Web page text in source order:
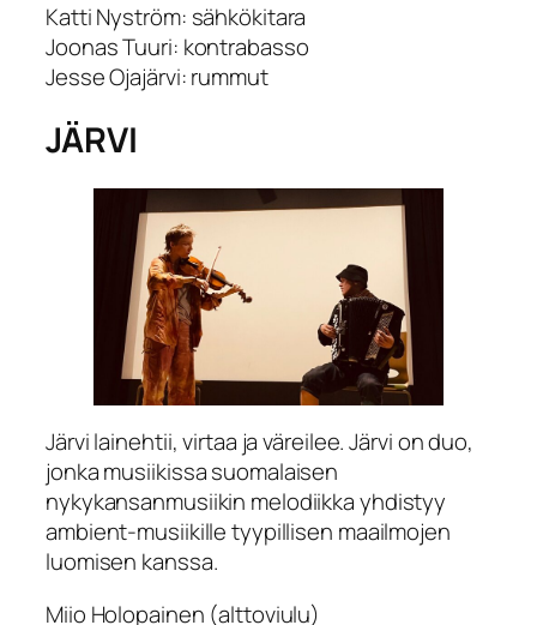
Katti Nyström: sähkökitara
Joonas Tuuri: kontrabasso
Jesse Ojajärvi: rummut
JÄRVI
Järvi lainehtii, virtaa ja väreilee. Järvi on duo,
jonka musiikissa suomalaisen
nykykansanmusiikin melodiikka yhdistyy
ambient-musiikille tyypillisen maailmojen
luomisen kanssa.
Miio Holopainen (alttoviulu)